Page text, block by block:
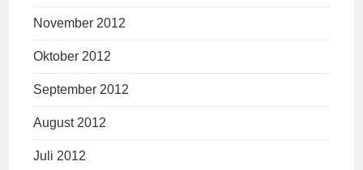
November 2012
Oktober 2012
September 2012
August 2012
Juli 2012